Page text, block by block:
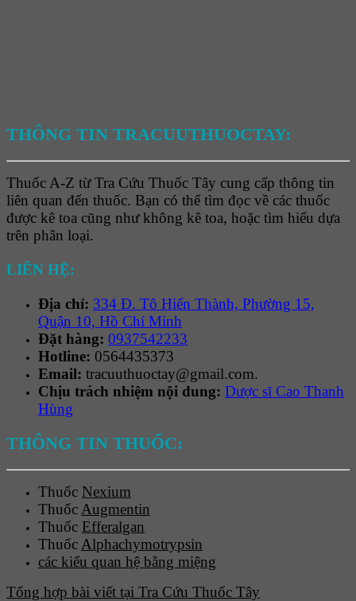
THÔNG TIN TRACUUTHUOCTAY:
Thuốc A-Z từ Tra Cứu Thuốc Tây cung cấp thông tin
liên quan đến thuốc. Bạn có thể tìm đọc về các thuốc
được kê toa cũng như không kê toa, hoặc tìm hiểu dựa
trên phân loại.
LIÊN HỆ:
Địa chỉ: 334 Đ. Tô Hiến Thành, Phường 15,
Quận 10, Hồ Chí Minh
Đặt hàng: 0937542233
Hotline: 0564435373
Email: tracuuthuoctay@gmail.com.
Chịu trách nhiệm nội dung: Dược sĩ Cao Thanh
Hùng
THÔNG TIN THUỐC:
Thuốc Nexium
Thuốc Augmentin
Thuốc Efferalgan
Thuốc Alphachymotrypsin
các kiểu quan hệ bằng miệng
Tổng hợp bài viết tại Tra Cứu Thuốc Tây